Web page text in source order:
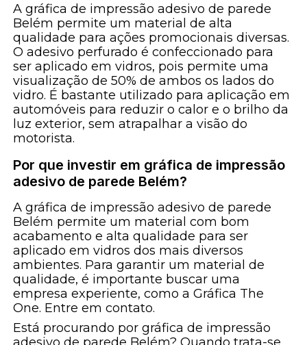
A gráfica de impressão adesivo de parede
Belém permite um material de alta
qualidade para ações promocionais diversas.
O adesivo perfurado é confeccionado para
ser aplicado em vidros, pois permite uma
visualização de 50% de ambos os lados do
vidro. É bastante utilizado para aplicação em
automóveis para reduzir o calor e o brilho da
luz exterior, sem atrapalhar a visão do
motorista.
Por que investir em gráfica de impressão
adesivo de parede Belém?
A gráfica de impressão adesivo de parede
Belém permite um material com bom
acabamento e alta qualidade para ser
aplicado em vidros dos mais diversos
ambientes. Para garantir um material de
qualidade, é importante buscar uma
empresa experiente, como a Gráfica The
One. Entre em contato.
Está procurando por gráfica de impressão